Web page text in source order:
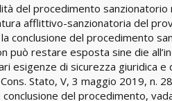
del procedimento
afflittivo-sanzionatoria del
conclusione del procedimento
può restare esposta sine die
esigenze di sicurezza giuridica
Stato, V, 3 maggio 2019, n.
del procedimento,